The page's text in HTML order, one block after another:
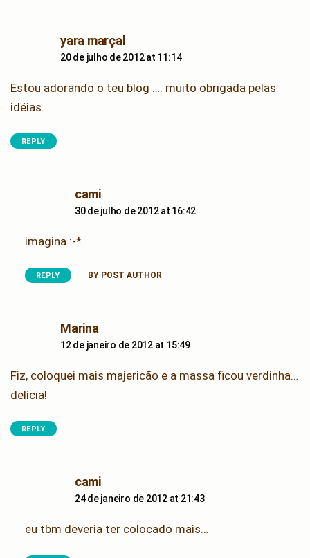
yara marçal says:
20 de julho de 2012 at 11:14
Estou adorando o teu blog …. muito obrigada pelas
idéias.
REPLY
camisays:
30 de julho de 2012 at 16:42
imagina :-*
REPLY BY POST AUTHOR
Marinasays:
12 de janeiro de 2012 at 15:49
Fiz, coloquei mais majericão e a massa ficou verdinha…
delícia!
REPLY
camisays:
24 de janeiro de 2012 at 21:43
eu tbm deveria ter colocado mais…